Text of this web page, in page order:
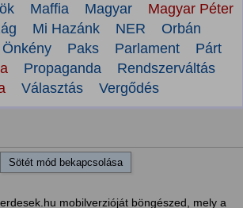
Maffia Magyar
Magyar Péter
Mi Hazánk NER
Orbán
Önkény Paks Parlament
Párt
Propaganda
Rendszerváltás
Választás Vergődés
Sötét mód bekapcsolása
mobilverzióját böngészed, mely a